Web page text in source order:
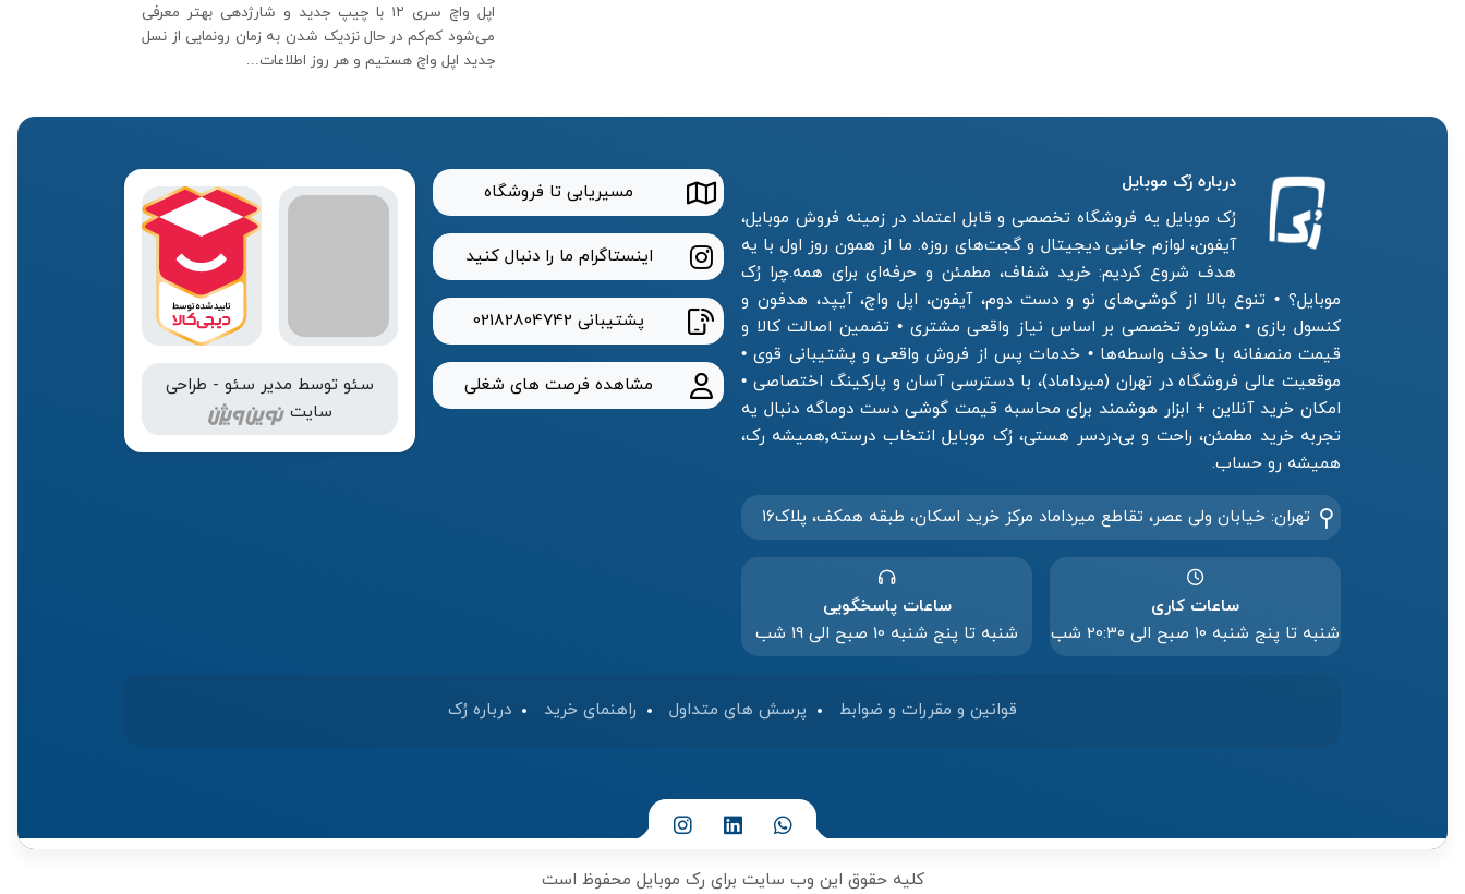
اپل واچ سری ۱۲ با چیپ جدید و شارژدهی بهتر معرفی
می‌شود کم‌کم در حال نزدیک شدن به زمان رونمایی از نسل
جدید اپل واچ هستیم و هر روز اطلاعات...
درباره رُک‌ موبایل
رُک موبایل یه فروشگاه تخصصی و قابل اعتماد در زمینه فروش موبایل،
آیفون، لوازم جانبی دیجیتال و گجت‌های روزه. ما از همون روز اول با یه
هدف شروع کردیم: خرید شفاف، مطمئن و حرفه‌ای برای همه.چرا رُک
موبایل؟ • تنوع بالا از گوشی‌های نو و دست دوم، آیفون، اپل واچ، آیپد، هدفون و
کنسول بازی • مشاوره تخصصی بر اساس نیاز واقعی مشتری • تضمین اصالت کالا و
قیمت منصفانه با حذف واسطه‌ها • خدمات پس از فروش واقعی و پشتیبانی قوی •
موقعیت عالی فروشگاه در تهران (میرداماد)، با دسترسی آسان و پارکینگ اختصاصی •
امکان خرید آنلاین + ابزار هوشمند برای محاسبه قیمت گوشی دست دوماگه دنبال یه
تجربه خرید مطمئن، راحت و بی‌دردسر هستی، رُک موبایل انتخاب درسته٬همیشه رک،
همیشه رو حساب.
تهران: خیابان ولی عصر، تقاطع میرداماد مرکز خرید‌ اسکان، طبقه همکف، پلاک۱۶
ساعات کاری
شنبه تا پنج شنبه ۱۰ صبح الی 20:۳۰ شب
ساعات پاسخگویی
شنبه تا پنج شنبه 10 صبح الی 19 شب
مسیریابی تا فروشگاه
اینستاگرام ما را دنبال کنید
پشتیبانی 02182804742
مشاهده فرصت های شغلی سئو توسط مدیر سئو - طراحی
سایت
قوانین و مقررات و ضوابط پرسش های متداول راهنمای خرید درباره رُک‌
کلیه حقوق این وب سایت برای رک موبایل محفوظ است